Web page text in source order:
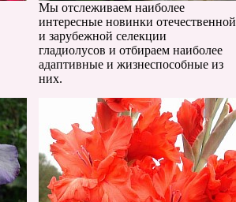
Мы отслеживаем наиболее
интересные новинки отечественной
и зарубежной селекции
гладиолусов и отбираем наиболее
адаптивные и жизнеспособные из
них.